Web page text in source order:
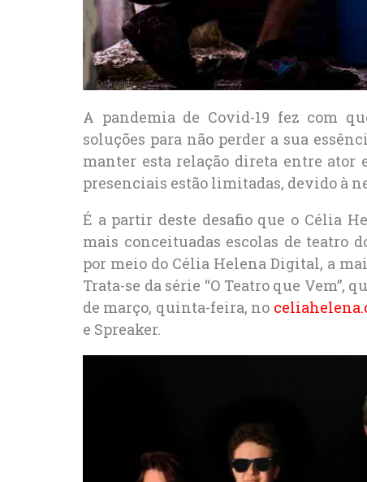
A pandemia de Covid-19 fez com
soluções para não perder a sua
manter esta relação direta entre ator
presenciais estão limitadas, devido à
É a partir deste desafio que o Célia
mais conceituadas escolas de teatro
por meio do Célia Helena Digital, a
Trata-se da série “O Teatro que
de março, quinta-feira, no
e Spreaker.